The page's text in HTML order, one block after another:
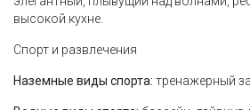
высокой кухне.
Спорт и развлечения
Наземные виды спорта: тренажерный